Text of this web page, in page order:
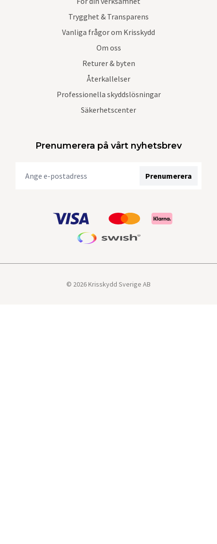
Trygghet & Transparens
Vanliga frågor om Krisskydd
Om oss
Returer & byten
Återkallelser
Professionella skyddslösningar
Säkerhetscenter
Prenumerera på vårt nyhetsbrev
Prenumerera
© 2026 Krisskydd Sverige AB